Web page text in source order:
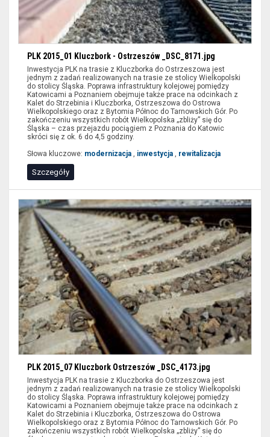
PLK 2015_01 Kluczbork - Ostrzeszów _DSC_8171.jpg
Inwestycja PLK na trasie z Kluczborka do Ostrzeszowa jest
jednym z zadań realizowanych na trasie ze stolicy Wielkopolski
do stolicy Śląska. Poprawa infrastruktury kolejowej pomiędzy
Katowicami a Poznaniem obejmuje także prace na odcinkach z
Kalet do Strzebinia i Kluczborka, Ostrzeszowa do Ostrowa
Wielkopolskiego oraz z Bytomia Północ do Tarnowskich Gór. Po
zakończeniu wszystkich robót Wielkopolska „zbliży” się do
Śląska – czas przejazdu pociągiem z Poznania do Katowic
skróci się z ok. 6 do 4,5 godziny.
Słowa kluczowe: modernizacja inwestycja rewitalizacja
Szczegóły
PLK 2015_07 Kluczbork Ostrzeszów _DSC_4173.jpg
Inwestycja PLK na trasie z Kluczborka do Ostrzeszowa jest
jednym z zadań realizowanych na trasie ze stolicy Wielkopolski
do stolicy Śląska. Poprawa infrastruktury kolejowej pomiędzy
Katowicami a Poznaniem obejmuje także prace na odcinkach z
Kalet do Strzebinia i Kluczborka, Ostrzeszowa do Ostrowa
Wielkopolskiego oraz z Bytomia Północ do Tarnowskich Gór. Po
zakończeniu wszystkich robót Wielkopolska „zbliży” się do